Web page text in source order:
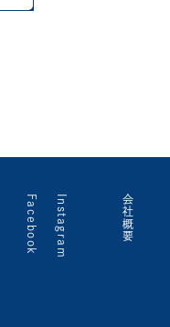
会社概要
Instagram
Facebook